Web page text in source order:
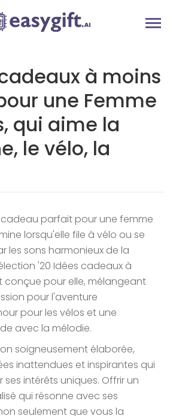
à moins
une Femme
qui aime la
le vélo, la
parfait pour une femme
lorsqu'elle file à vélo ou se
les sons harmonieux de la
'20 Idées cadeaux à
conçue pour elle, mélangeant
pour l'aventure
pour les vélos et une
avec la mélodie.
soigneusement élaborée,
inattendues et inspirantes qui
intérêts uniques. Offrir un
qui résonne avec ses
seulement que vous la